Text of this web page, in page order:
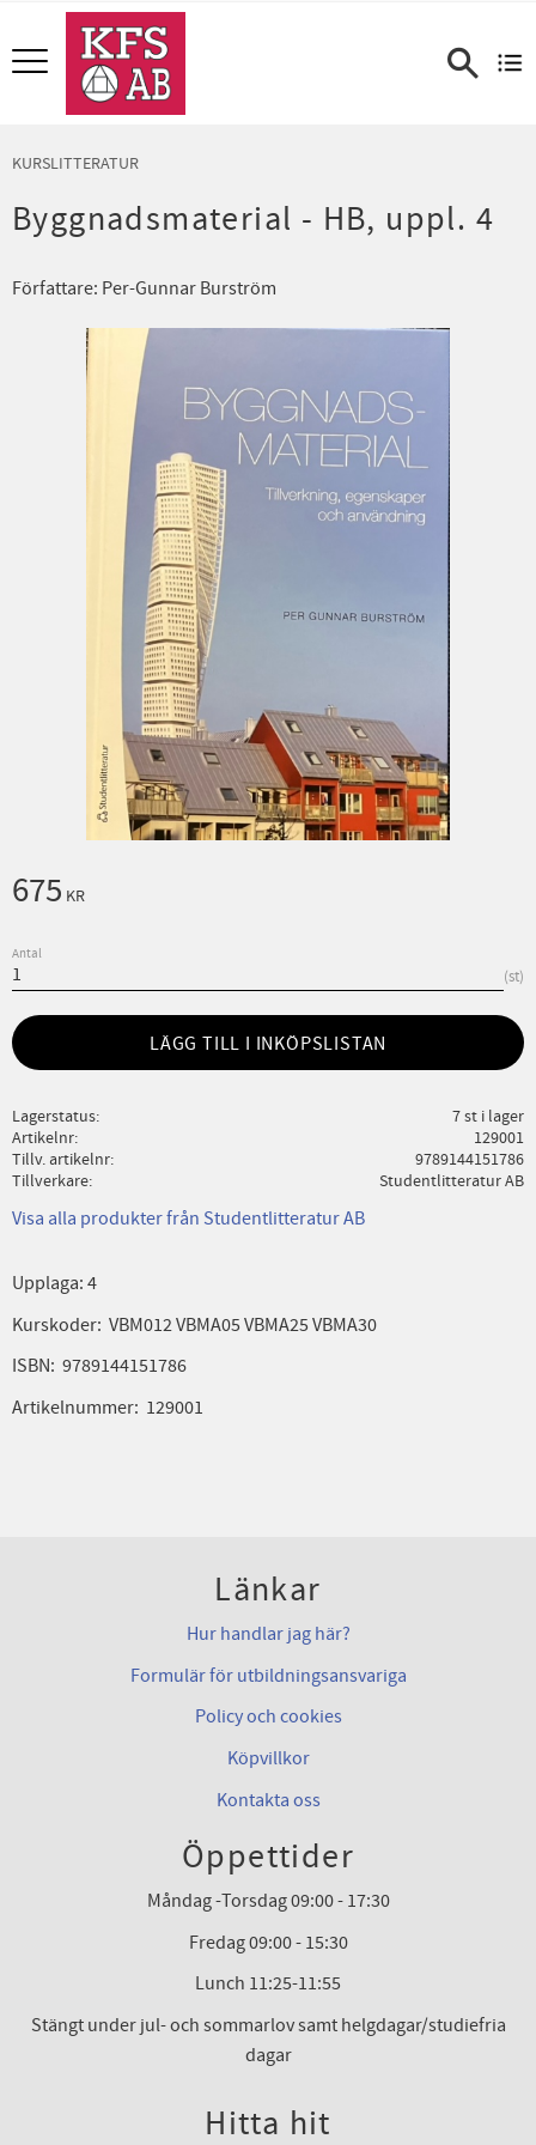
Meny
KURSLITTERATUR
Byggnadsmaterial - HB, uppl. 4
Författare: Per-Gunnar Burström
675 KR
Antal
st
LÄGG TILL I INKÖPSLISTAN
Lagerstatus
7 st i lager
Artikelnr
129001
Tillv. artikelnr
9789144151786
Tillverkare
Studentlitteratur AB
Visa alla produkter från Studentlitteratur AB
Upplaga: 4
Kurskoder: VBM012 VBMA05 VBMA25 VBMA30
ISBN: 9789144151786
Artikelnummer: 129001
Länkar
Hur handlar jag här?
Formulär för utbildningsansvariga
Policy och cookies
Köpvillkor
Kontakta oss
Öppettider
Måndag -Torsdag 09:00 - 17:30
Fredag 09:00 - 15:30
Lunch 11:25-11:55
Stängt under jul- och sommarlov samt helgdagar/studiefria
dagar
Hitta hit